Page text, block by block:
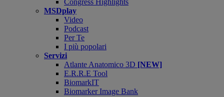
Congress Highlights
MSDplay
Video
Podcast
Per Te
I più popolari
Servizi
Atlante Anatomico 3D [NEW]
E.R.R.E Tool
BiomarkIT
Biomarker Image Bank